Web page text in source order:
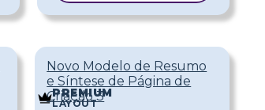
Novo Modelo de Resumo
e Síntese de Página de
Criação 3
PREMIUM
LAYOUT